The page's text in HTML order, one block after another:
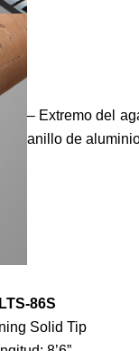
– Extremo del
anillo de
LTS-86S
Solid Tip